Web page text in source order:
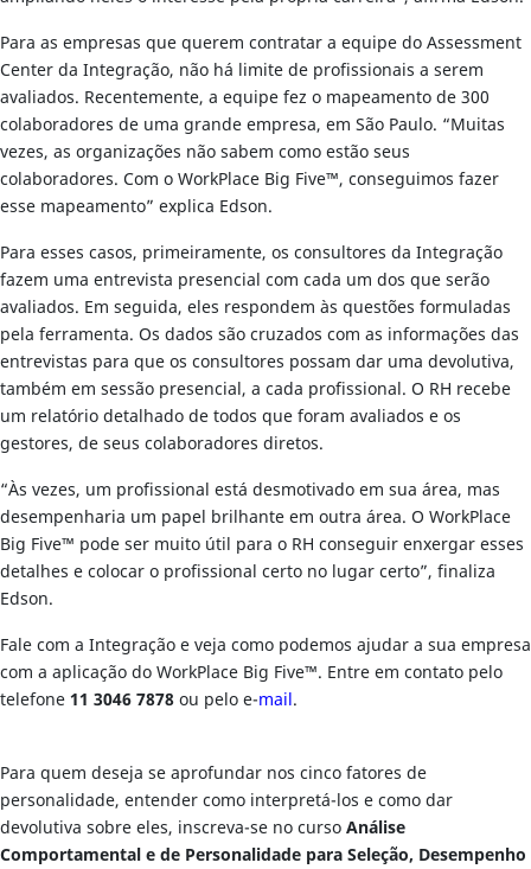
Para as empresas que querem contratar a equipe do Assessment
Center da Integração, não há limite de profissionais a serem
avaliados. Recentemente, a equipe fez o mapeamento de 300
colaboradores de uma grande empresa, em São Paulo. “Muitas
vezes, as organizações não sabem como estão seus
colaboradores. Com o WorkPlace Big Five™, conseguimos fazer
esse mapeamento” explica Edson.
Para esses casos, primeiramente, os consultores da Integração
fazem uma entrevista presencial com cada um dos que serão
avaliados. Em seguida, eles respondem às questões formuladas
pela ferramenta. Os dados são cruzados com as informações das
entrevistas para que os consultores possam dar uma devolutiva,
também em sessão presencial, a cada profissional. O RH recebe
um relatório detalhado de todos que foram avaliados e os
gestores, de seus colaboradores diretos.
“Às vezes, um profissional está desmotivado em sua área, mas
desempenharia um papel brilhante em outra área. O WorkPlace
Big Five™ pode ser muito útil para o RH conseguir enxergar esses
detalhes e colocar o profissional certo no lugar certo”, finaliza
Edson.
Fale com a Integração e veja como podemos ajudar a sua empresa
com a aplicação do WorkPlace Big Five™. Entre em contato pelo
telefone11 3046 7878ou pelo e-mail.
Para quem deseja se aprofundar nos cinco fatores de
personalidade, entender como interpretá-los e como dar
devolutiva sobre eles, inscreva-se no cursoAnálise
Comportamental e de Personalidade para Seleção, Desempenho